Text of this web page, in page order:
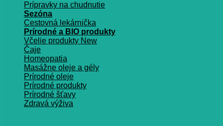
Prípravky na chudnutie
Sezóna
Cestovná lekárnička
Prírodné a BIO produkty
Včelie produkty
Čaje
Homeopatia
Masážne oleje a gély
Prírodné oleje
Prírodné produkty
Prírodné šťavy
Zdravá výživa